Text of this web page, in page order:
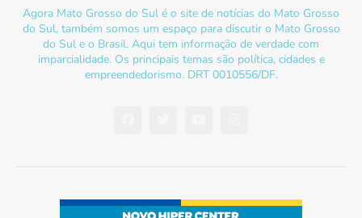
Agora Mato Grosso do Sul é o site de notícias do Mato Grosso
do Sul, também somos um espaço para discutir o Mato Grosso
do Sul e o Brasil. Aqui tem informação de verdade com
imparcialidade. Os principais temas são política, cidades e
empreendedorismo. DRT 0010556/DF.